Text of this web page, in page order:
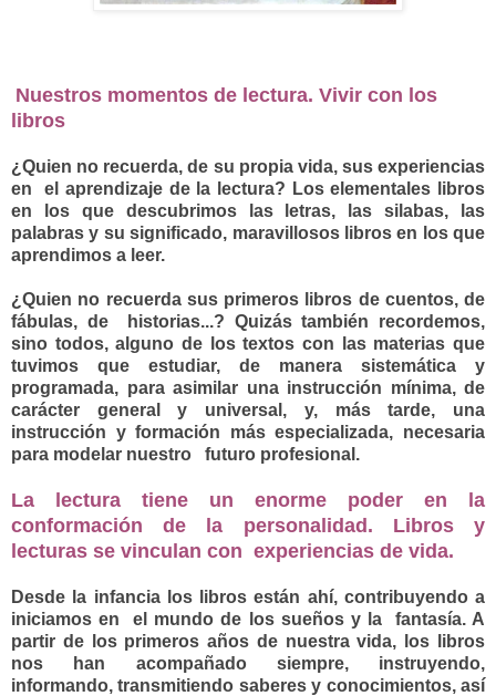
Nuestros momentos de lectura. Vivir con los
libros
¿Quien no recuerda, de su propia vida, sus experiencias
en el aprendizaje de la lectura? Los elementales libros
en los que descubrimos las letras, las silabas, las
palabras y su significado, maravillosos libros en los que
aprendimos a leer.
¿Quien no recuerda sus primeros libros de cuentos, de
fábulas, de historias...? Quizás también recordemos,
sino todos, alguno de los textos con las materias que
tuvimos que estudiar, de manera sistemática y
programada, para asimilar una instrucción mínima, de
carácter general y universal, y, más tarde, una
instrucción y formación más especializada, necesaria
para modelar nuestro futuro profesional.
La lectura tiene un enorme poder en la
conformación de la personalidad. Libros y
lecturas se vinculan con experiencias de vida.
Desde la infancia los libros están ahí, contribuyendo a
iniciamos en el mundo de los sueños y la fantasía. A
partir de los primeros años de nuestra vida, los libros
nos han acompañado siempre,
instruyendo,
informando, transmitiendo saberes y conocimientos, así